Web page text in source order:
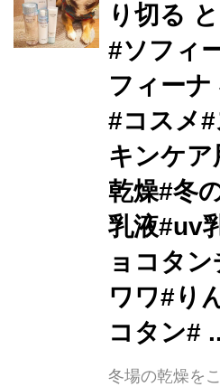
り切る
#ソフィ
フィーナ
#コスメ
キンケア
乾燥#冬
乳液#uv
ョコタ
ワワ#り
コタン#
冬場の乾燥を